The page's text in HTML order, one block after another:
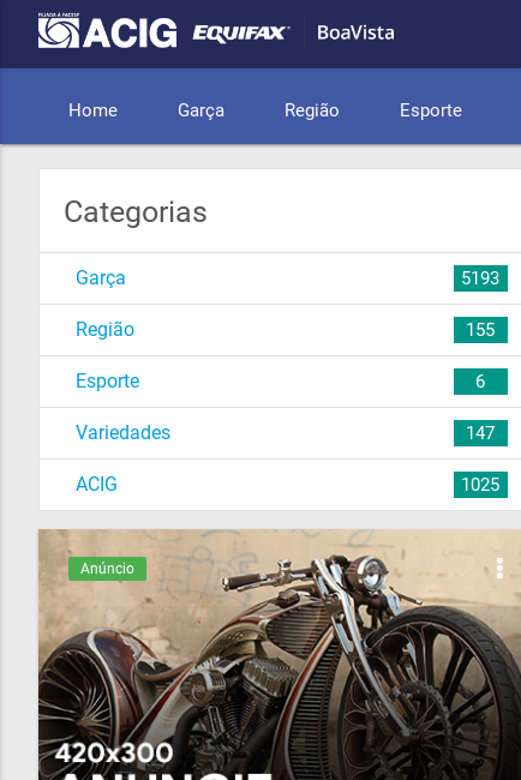
Home Garça Região Esporte
Categorias
5193
Garça
155
Região
6
Esporte
147
Variedades
1025
ACIG
Anúncio